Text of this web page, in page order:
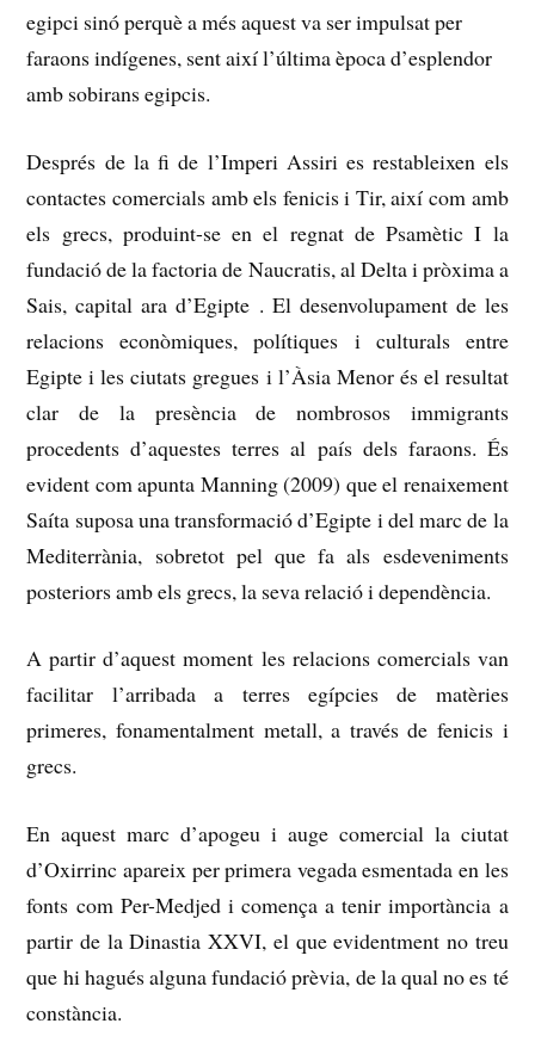
egipci sinó perquè a més aquest va ser impulsat per
faraons indígenes, sent així l’última època d’esplendor
amb sobirans egipcis.
Després de la fi de l’Imperi Assiri es restableixen els
contactes comercials amb els fenicis i Tir, així com amb
els grecs, produint-se en el regnat de Psamètic I la
fundació de la factoria de Naucratis, al Delta i pròxima a
Sais, capital ara d’Egipte . El desenvolupament de les
relacions econòmiques, polítiques i culturals entre
Egipte i les ciutats gregues i l’Àsia Menor és el resultat
clar de la presència de nombrosos immigrants
procedents d’aquestes terres al país dels faraons. És
evident com apunta Manning (2009) que el renaixement
Saíta suposa una transformació d’Egipte i del marc de la
Mediterrània, sobretot pel que fa als esdeveniments
posteriors amb els grecs, la seva relació i dependència.
A partir d’aquest moment les relacions comercials van
facilitar l’arribada a terres egípcies de matèries
primeres, fonamentalment metall, a través de fenicis i
grecs.
En aquest marc d’apogeu i auge comercial la ciutat
d’Oxirrinc apareix per primera vegada esmentada en les
fonts com Per-Medjed i comença a tenir importància a
partir de la Dinastia XXVI, el que evidentment no treu
que hi hagués alguna fundació prèvia, de la qualno es té
constància.